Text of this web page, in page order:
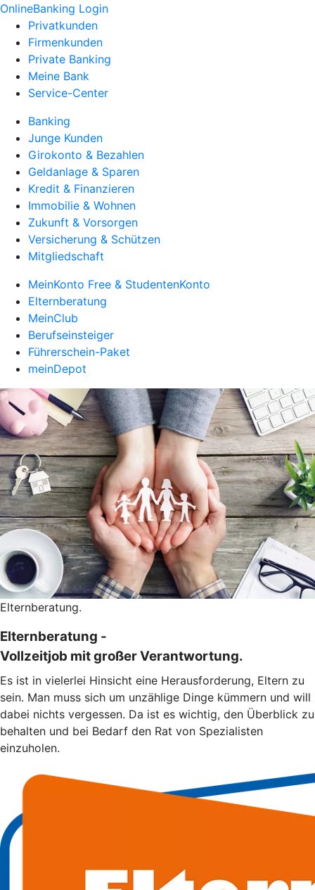
OnlineBanking Login
Privatkunden
Firmenkunden
Private Banking
Meine Bank
Service-Center
Banking
Junge Kunden
Girokonto & Bezahlen
Geldanlage & Sparen
Kredit & Finanzieren
Immobilie & Wohnen
Zukunft & Vorsorgen
Versicherung & Schützen
Mitgliedschaft
MeinKonto Free & StudentenKonto
Elternberatung
MeinClub
Berufseinsteiger
Führerschein-Paket
meinDepot
Elternberatung.
Elternberatung -
Vollzeitjob mit großer Verantwortung.
Es ist in vielerlei Hinsicht eine Herausforderung, Eltern zu
sein. Man muss sich um unzählige Dinge kümmern und will
dabei nichts vergessen. Da ist es wichtig, den Überblick zu
behalten und bei Bedarf den Rat von Spezialisten
einzuholen.